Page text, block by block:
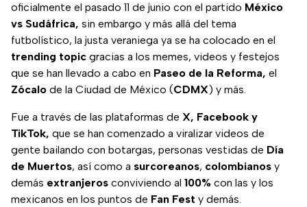
oficialmente el pasado 11 de junio con el partido México
vs Sudáfrica, sin embargo y más allá del tema
futbolístico, la justa veraniega ya se ha colocado en el
trending topic gracias a los memes, videos y festejos
que se han llevado a cabo en Paseo de la Reforma, el
Zócalo de la Ciudad de México (CDMX) y más.
Fue a través de las plataformas de X, Facebook y
TikTok, que se han comenzado a viralizar videos de
gente bailando con botargas, personas vestidas de Día
de Muertos, así como a surcoreanos, colombianos y
demás extranjeros conviviendo al 100% con las y los
mexicanos en los puntos de Fan Fest y demás.